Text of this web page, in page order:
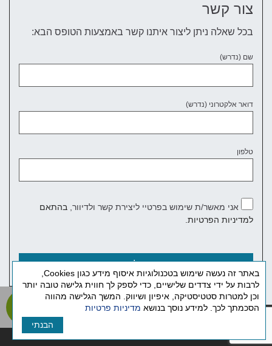
לרבות על ידי צדדים שלישיים, כדי לספק לך חווית גלישה טובה יותר
וכן למטרות סטטיסטיקה, איפיון ושיווק. המשך הגלישה מהווה
הסכמתך לכך. למידע נוסך בנושא מדיניות פרטיות
הבנתי
צור קשר
בכל שאלה ניתן ליצור איתנו קשר באמצעות הטופס הבא:
שם (נדרש)
דואר אלקטרוני (נדרש)
טלפון
אני מאשר/ת שימוש בפרטיי ליצירת קשר ולדיוור, בהתאם
למדיניות הפרטיות.